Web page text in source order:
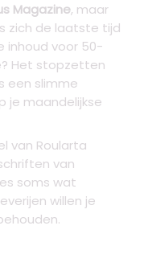
Magazine, maar
zich de laatste tijd
inhoud voor 50-
Het stopzetten
een slimme
je maandelijkse
van Roularta
van
soms wat
willen je